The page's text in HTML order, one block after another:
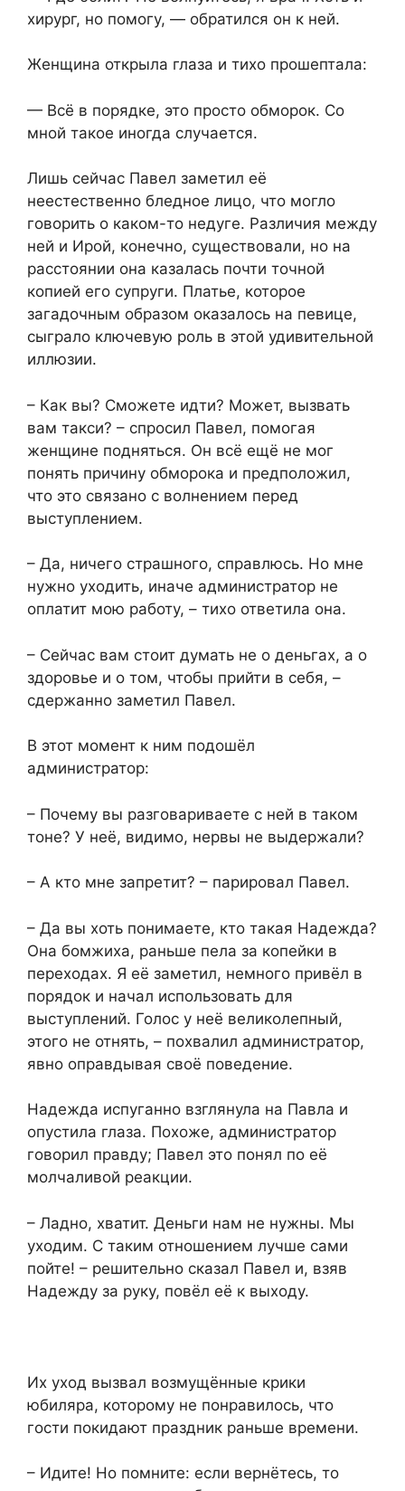
хирург, но помогу, — обратился он к ней.
Женщина открыла глаза и тихо прошептала:
— Всё в порядке, это просто обморок. Со
мной такое иногда случается.
Лишь сейчас Павел заметил её
неестественно бледное лицо, что могло
говорить о каком-то недуге. Различия между
ней и Ирой, конечно, существовали, но на
расстоянии она казалась почти точной
копией его супруги. Платье, которое
загадочным образом оказалось на певице,
сыграло ключевую роль в этой удивительной
иллюзии.
– Как вы? Сможете идти? Может, вызвать
вам такси? – спросил Павел, помогая
женщине подняться. Он всё ещё не мог
понять причину обморока и предположил,
что это связано с волнением перед
выступлением.
– Да, ничего страшного, справлюсь. Но мне
нужно уходить, иначе администратор не
оплатит мою работу, – тихо ответила она.
– Сейчас вам стоит думать не о деньгах, а о
здоровье и о том, чтобы прийти в себя, –
сдержанно заметил Павел.
В этот момент к ним подошёл
администратор:
– Почему вы разговариваете с ней в таком
тоне? У неё, видимо, нервы не выдержали?
– А кто мне запретит? – парировал Павел.
– Да вы хоть понимаете, кто такая Надежда?
Она бомжиха, раньше пела за копейки в
переходах. Я её заметил, немного привёл в
порядок и начал использовать для
выступлений. Голос у неё великолепный,
этого не отнять, – похвалил администратор,
явно оправдывая своё поведение.
Надежда испуганно взглянула на Павла и
опустила глаза. Похоже, администратор
говорил правду; Павел это понял по её
молчаливой реакции.
– Ладно, хватит. Деньги нам не нужны. Мы
уходим. С таким отношением лучше сами
пойте! – решительно сказал Павел и, взяв
Надежду за руку, повёл её к выходу.
Их уход вызвал возмущённые крики
юбиляра, которому не понравилось, что
гости покидают праздник раньше времени.
– Идите! Но помните: если вернётесь, то